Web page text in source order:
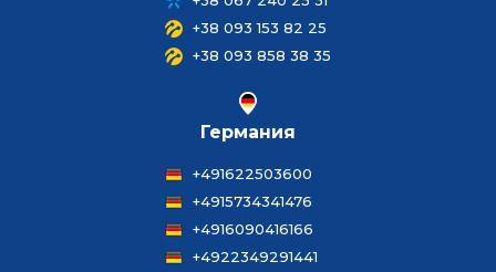
+38 093 153 82 25
+38 093 858 38 35
Германия
+491622503600
+4915734341476
+4916090416166
+4922349291441